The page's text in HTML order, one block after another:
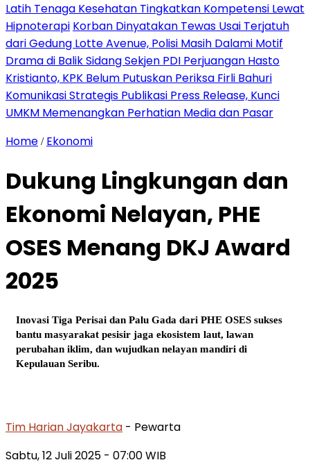
Latih Tenaga Kesehatan Tingkatkan Kompetensi Lewat
Hipnoterapi Korban Dinyatakan Tewas Usai Terjatuh
dari Gedung Lotte Avenue, Polisi Masih Dalami Motif
Drama di Balik Sidang Sekjen PDI Perjuangan Hasto
Kristianto, KPK Belum Putuskan Periksa Firli Bahuri
Komunikasi Strategis Publikasi Press Release, Kunci
UMKM Memenangkan Perhatian Media dan Pasar
Home / Ekonomi
Dukung Lingkungan dan
Ekonomi Nelayan, PHE
OSES Menang DKJ Award
2025
Inovasi Tiga Perisai dan Palu Gada dari PHE OSES sukses
bantu masyarakat pesisir jaga ekosistem laut, lawan
perubahan iklim, dan wujudkan nelayan mandiri di
Kepulauan Seribu.
Tim Harian Jayakarta - Pewarta
Sabtu, 12 Juli 2025 - 07:00 WIB